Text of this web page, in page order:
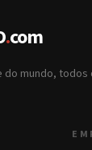
.com
do mundo, todos